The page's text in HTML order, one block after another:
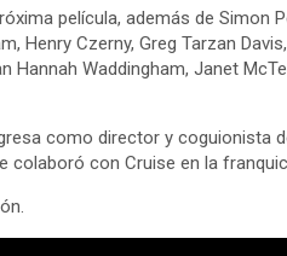
película, además de Simon
Henry Czerny, Greg Tarzan
Hannah Waddingham, Janet
como director y coguionista
colaboró ​​con Cruise en la